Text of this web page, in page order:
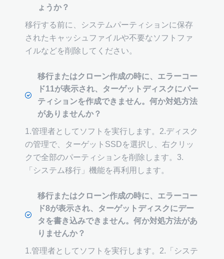
ょうか？
移行する前に、システムパーティションに保存
されたキャッシュファイルや不要なソフトファ
イルなどを削除してください。
移行またはクローン作成の時に、エラーコー
ド11が表示され、ターゲットディスクにパー
ティションを作成できません。何か対処方法
がありませんか？
1.管理者としてソフトを実行します。2.ディスク
の管理で、ターゲットSSDを選択し、右クリッ
クで全部のパーティションを削除します。3.
「システム移行」機能を再利用します。
移行またはクローン作成の時に、エラーコー
ド8が表示され、ターゲットディスクにデー
タを書き込みできません。何か対処方法があ
りませんか？
1.管理者としてソフトを実行します。2.「システ